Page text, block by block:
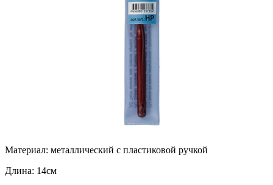
Материал: металлический с пластиковой ручкой
Длина: 14см